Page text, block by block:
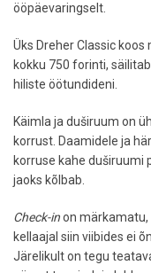
ööpäevaringselt.
Üks Dreher Classic
kokku 750 forinti,
hiliste öötundideni.
Käimla ja duširuum on
korrust. Daamidele ja
korruse kahe duširuumi
jaoks kõlbab.
Check-inon märkamatu,
kellaajal siin viibides ei
Järelikult on tegu